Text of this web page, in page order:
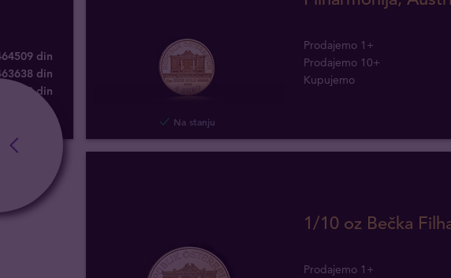
din
din
din
Na stanju
Prodajemo 1+
Prodajemo 10+
Kupujemo
1/10 oz Bečka
Prodajemo 1+